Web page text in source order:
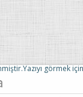
görmek